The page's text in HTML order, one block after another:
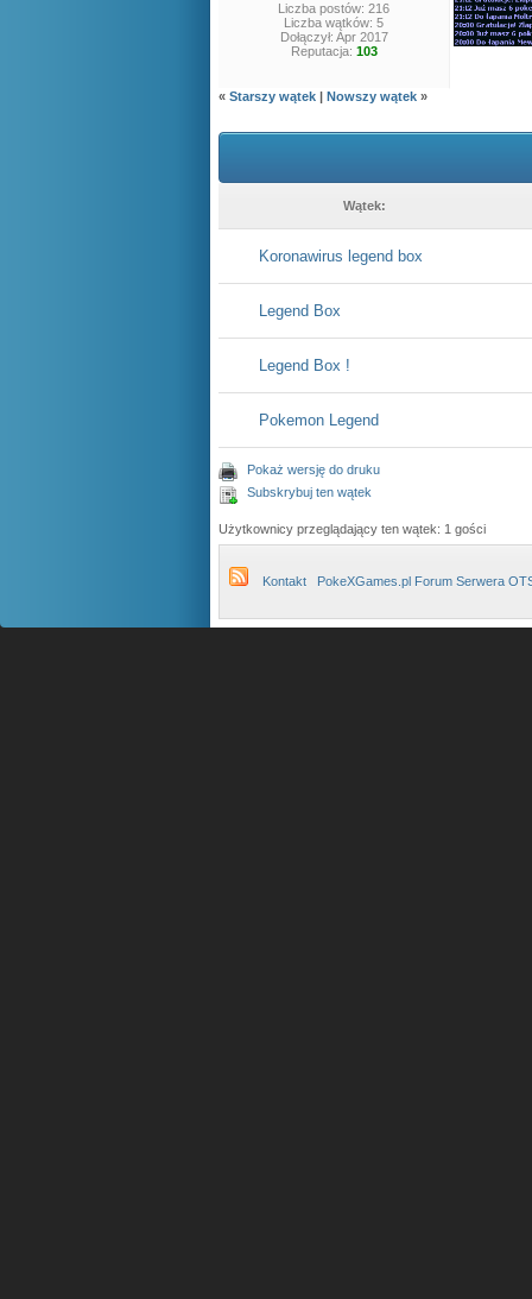
Liczba postów: 216
Liczba wątków: 5
Dołączył: Apr 2017
Reputacja: 103
« Starszy wątek | Nowszy wątek »
Wątek:
Koronawirus legend box
Legend Box
Legend Box !
Pokemon Legend
Pokaż wersję do druku
Subskrybuj ten wątek
Użytkownicy przeglądający ten wątek: 1 gości
Kontakt PokeXGames.pl Forum Serwera